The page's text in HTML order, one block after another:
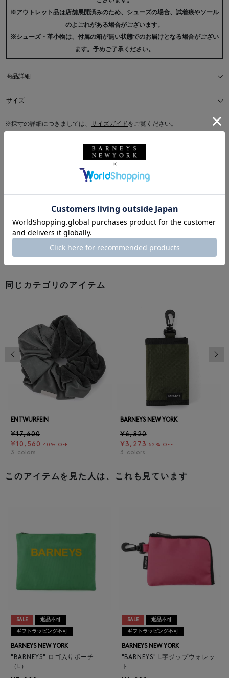
※アウトレット品は店舗展開済みのため、シューズの場合、試着痕やソール
のよごれがある場合がございます。
※シューズ・革小物は、付属の箱が無い状態でのお届けとなる場合がござい
ます。予めご了承ください。
商品詳細
サイズ
※採寸の詳細につきましては、 サイズガイドをご覧ください。
返品・交換について
このアイテムをシェアする
同じカテゴリのアイテム
ENTWURFEIN
¥17,600
¥10,560 40% OFF
3 colors
BARNEYS NEW YORK
¥6,820
¥3,273
52% OFF
3 colors
前の画像
このアイテムを見た人は、これも見ています
SALE 返品不可
ギフトラッピング不可
BARNEYS NEW YORK
"BARNEYS" ロゴ入りポーチ
（L）
SALE 返品不可
ギフトラッピング不可
BARNEYS NEW YORK
"BARNEYS" L字ジップウォレッ
ト